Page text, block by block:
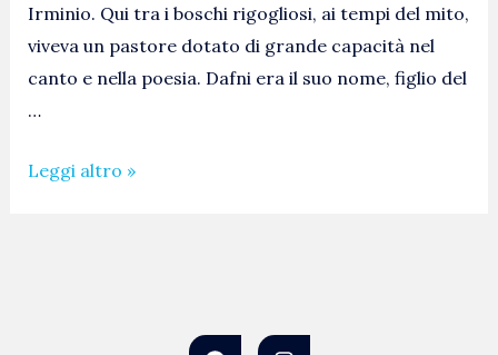
Irminio. Qui tra i boschi rigogliosi, ai tempi del mito,
viveva un pastore dotato di grande capacità nel
canto e nella poesia. Dafni era il suo nome, figlio del
…
Leggi altro »